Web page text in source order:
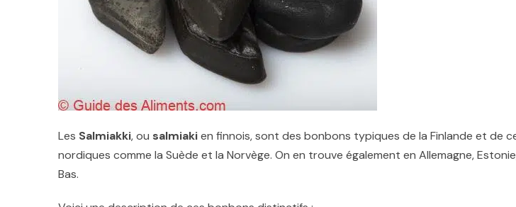
Les Salmiakki, ou salmiakien finnois, sont des bonbons typiques de la Finlande et de
nordiques comme la Suède et la Norvège. On en trouve également en Allemagne,
Bas.